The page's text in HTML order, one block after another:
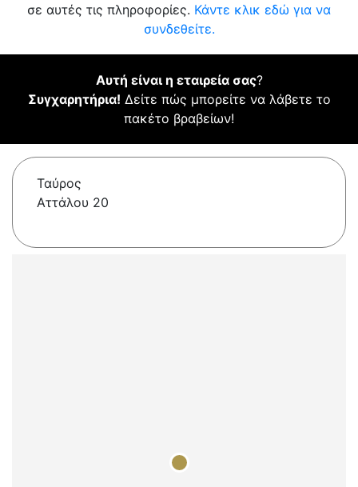
σε αυτές τις πληροφορίες. Κάντε κλικ εδώ για να
συνδεθείτε.
Αυτή είναι η εταιρεία σας?
Συγχαρητήρια! Δείτε πώς μπορείτε να λάβετε το
πακέτο βραβείων!
Ταύρος
Αττάλου 20